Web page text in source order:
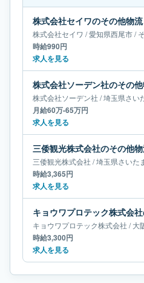
株式会社セイワ /愛知県西尾市/
時給990円
求人を見る
株式会社ソーデン社 /埼玉県さい
月給60万-65万円
求人を見る
三倭観光株式会社 /埼玉県さいた
時給3,365円
求人を見る
キョウワプロテック株式会社 /大
時給3,300円
求人を見る